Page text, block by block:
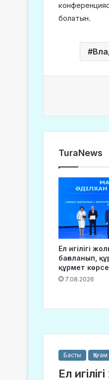
болатын.
TuraNews
Ел игілігі
бағаланып,
құрмет
7.08.2026